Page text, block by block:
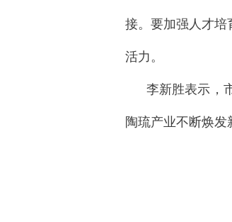
接。要加强人才培
活力。
李新胜表示，
陶琉产业不断焕发